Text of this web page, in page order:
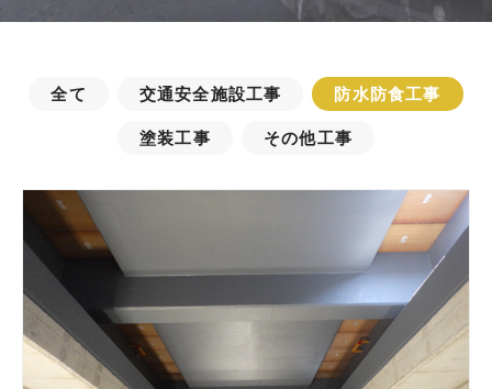
全て 交通安全施設工事 防水防食工事
塗装工事 その他工事